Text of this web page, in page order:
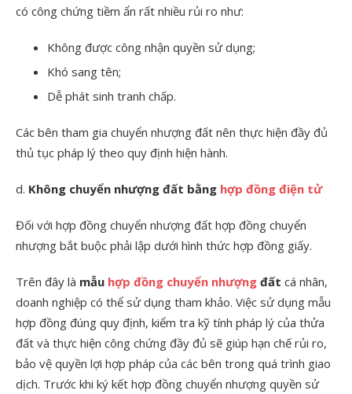
có công chứng tiềm ẩn rất nhiều rủi ro như:
Không được công nhận quyền sử dụng;
Khó sang tên;
Dễ phát sinh tranh chấp.
Các bên tham gia chuyển nhượng đất nên thực hiện đầy đủ
thủ tục pháp lý theo quy định hiện hành.
d. Không chuyển nhượng đất bằng hợp đồng điện tử
Đối với hợp đồng chuyển nhượng đất hợp đồng chuyển
nhượng bắt buộc phải lập dưới hình thức hợp đồng giấy.
Trên đây là mẫu hợp đồng chuyển nhượng đất cá nhân,
doanh nghiệp có thể sử dụng tham khảo. Việc sử dụng mẫu
hợp đồng đúng quy định, kiểm tra kỹ tính pháp lý của thửa
đất và thực hiện công chứng đầy đủ sẽ giúp hạn chế rủi ro,
bảo vệ quyền lợi hợp pháp của các bên trong quá trình giao
dịch. Trước khi ký kết hợp đồng chuyển nhượng quyền sử